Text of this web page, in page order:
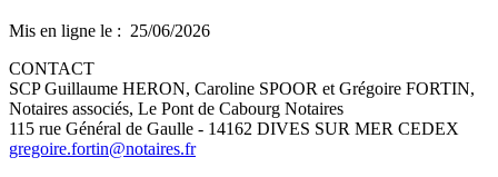
Mis en ligne le : 25/06/2026
CONTACT
SCP Guillaume HERON, Caroline SPOOR et Grégoire FORTIN,
Notaires associés, Le Pont de Cabourg Notaires
115 rue Général de Gaulle - 14162 DIVES SUR MER CEDEX
gregoire.fortin@notaires.fr